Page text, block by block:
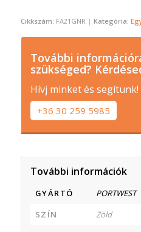
Cikkszám: FA21GNR Kategória:
További
szükséged?
Hívj minket és segítünk!
+36 30 259 5985
További információk
GYÁRTÓ
PORTWEST
SZÍN
Zöld